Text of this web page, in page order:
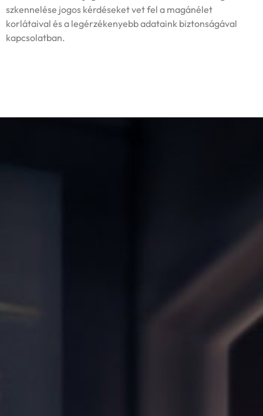
szkennelése jogos kérdéseket vet fel a magánélet
korlátaival és a legérzékenyebb adataink biztonságával
kapcsolatban.